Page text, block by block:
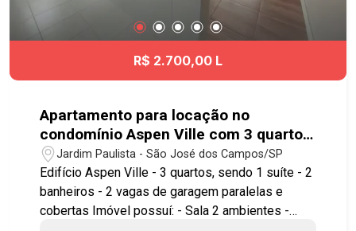
R$ 2.700,00 L
Apartamento para locação no
condomínio Aspen Ville com 3 quartos
sendo 1 suíte - 75 m² - No bairro
Jardim Paulista
Jardim Paulista - São José dos Campos/SP
Edifício Aspen Ville - 3 quartos, sendo 1 suíte - 2
banheiros - 2 vagas de garagem paralelas e
cobertas Imóvel possuí: - Sala 2 ambientes -